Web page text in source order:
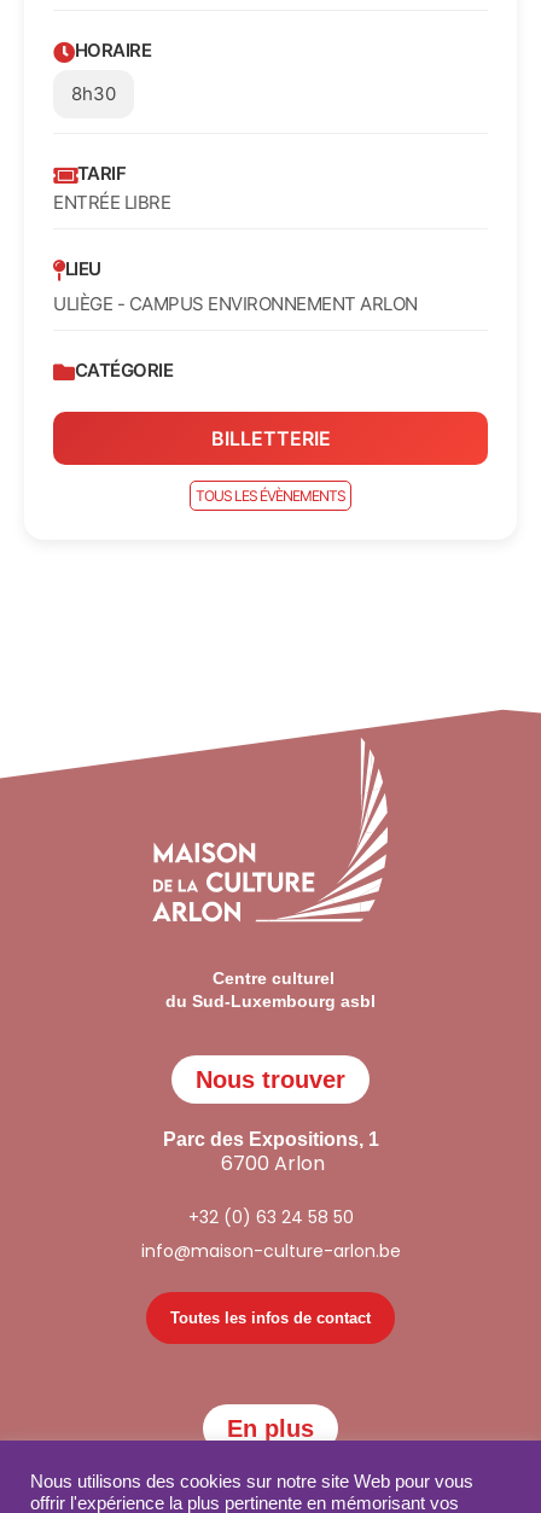
HORAIRE
8h30
TARIF
ENTRÉE LIBRE
LIEU
ULIÈGE - CAMPUS ENVIRONNEMENT ARLON
CATÉGORIE
BILLETTERIE
TOUS LES ÉVÈNEMENTS
Centre culturel
du Sud-Luxembourg asbl
Nous trouver
Parc des Expositions, 1
6700 Arlon
+32 (0) 63 24 58 50
info@maison-culture-arlon.be
Toutes les infos de contact
En plus
Partenaires
Nous utilisons des cookies sur notre site Web pour vous
offrir l'expérience la plus pertinente en mémorisant vos